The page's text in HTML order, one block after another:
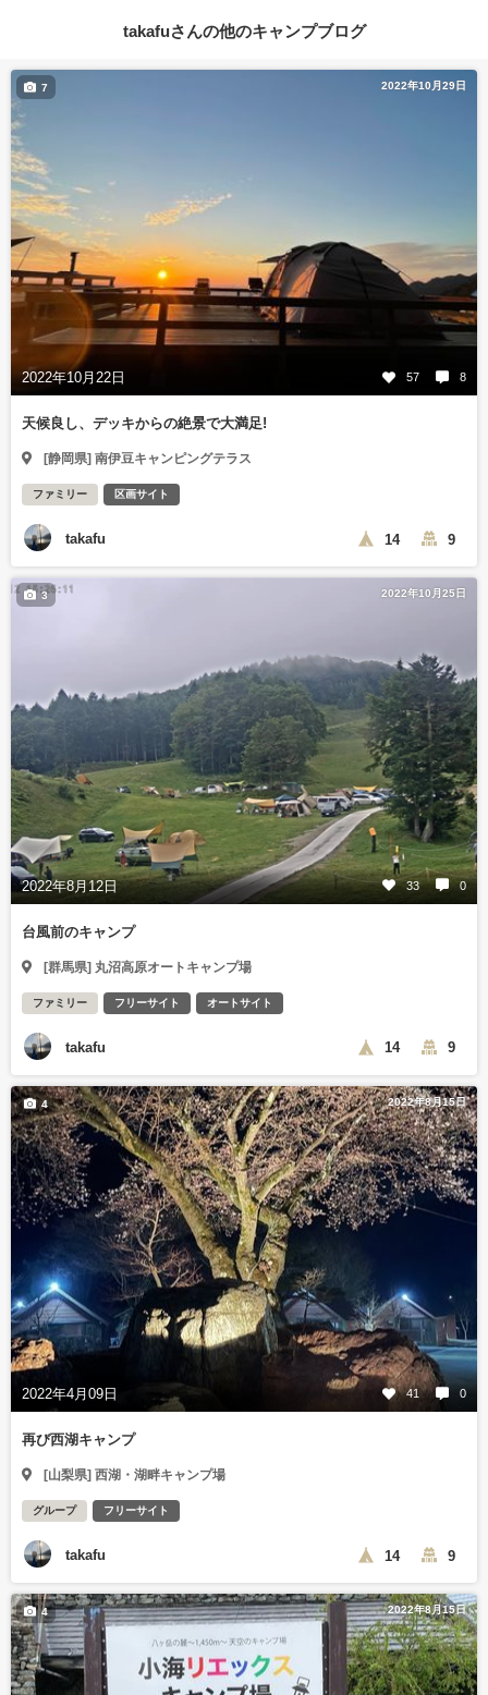
takafuさんの他のキャンプブログ
2022年10月29日
2022年10月22日 57 8
7
天候良し、デッキからの絶景で大満足!
[静岡県] 南伊豆キャンピングテラス
ファミリー 区画サイト
takafu 14 9
2022年10月25日
2022年8月12日 33 0
3
台風前のキャンプ
[群馬県] 丸沼高原オートキャンプ場
ファミリー フリーサイト オートサイト
takafu 14 9
2022年8月15日
2022年4月09日 41 0
4
再び西湖キャンプ
[山梨県] 西湖・湖畔キャンプ場
グループ フリーサイト
takafu 14 9
2022年8月15日
4